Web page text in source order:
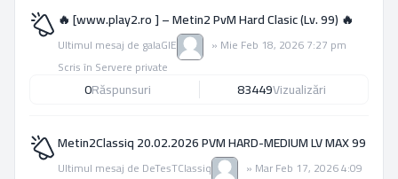
🔥 [www.play2.ro ] – Metin2 PvM Hard Clasic (Lv. 99) 🔥
Ultimul mesaj de galaGIE » Mie Feb 18, 2026 7:27 pm
Scris în Servere private
0Răspunsuri 83449Vizualizări
Metin2Classiq 20.02.2026 PVM HARD-MEDIUM LV MAX 99
Ultimul mesaj de DeTesTClassiq » Mar Feb 17, 2026 4:09